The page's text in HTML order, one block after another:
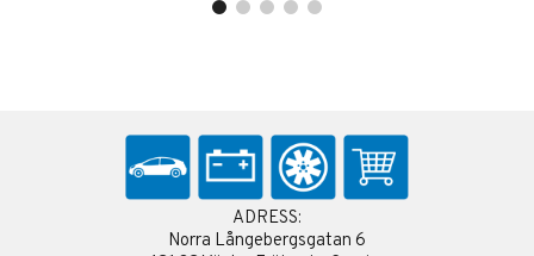
ADRESS:
Norra Långebergsgatan 6